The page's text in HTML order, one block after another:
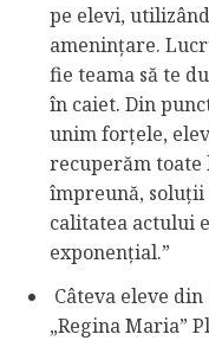
pe elevi,
amenințare.
fie teama să te
în caiet. Din
unim forțele,
recuperăm toate
împreună, soluții
calitatea actului
exponențial.”
Câteva eleve
„Regina Maria”